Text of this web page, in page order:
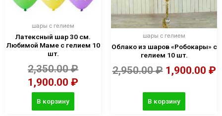
шары с гелием
Латексный шар 30 см.
Любимой Маме с гелием 10
шт.
2,350.00₽
1,900.00 ₽
В корзину
шары с гелием
Облако из шаров «Робокары» с
гелием 10 шт.
2,950.00₽ 1,900.00 ₽
В корзину